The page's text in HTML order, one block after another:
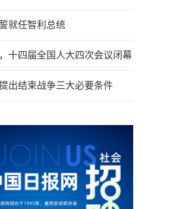
就任智利总统
十四届全国人大四次会议闭幕
出结束战争三大必要条件